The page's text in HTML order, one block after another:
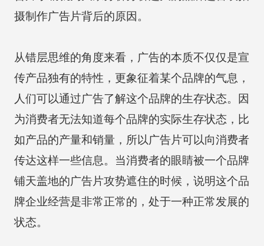
摄制作广告片背后的原因。
从错层思维的角度来看，广告的本质不仅仅是宣
传产品独有的特性，更象征着某个品牌的气息，
人们可以通过广告了解这个品牌的生存状态。因
为消费者无法知道每个品牌的实际生存状态，比
如产品的产量和销量，所以广告片可以向消费者
传达这样一些信息。当消费者的眼睛被一个品牌
铺天盖地的广告片攻势遮住的时候，说明这个品
牌企业经营是非常正常的，处于一种正常发展的
状态。